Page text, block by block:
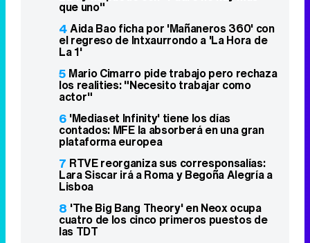
que uno"
4Aida Bao ficha por 'Mañaneros 360' con
el regreso de Intxaurrondo a 'La Hora de
La 1'
5 Mario Cimarro pide trabajo pero rechaza
los realities: "Necesito trabajar como
actor"
6 'Mediaset Infinity' tiene los días
contados: MFE la absorberá en una gran
plataforma europea
7 RTVE reorganiza sus corresponsalías:
Lara Siscar irá a Roma y Begoña Alegría a
Lisboa
8 'The Big Bang Theory' en Neox ocupa
cuatro de los cinco primeros puestos de
las TDT